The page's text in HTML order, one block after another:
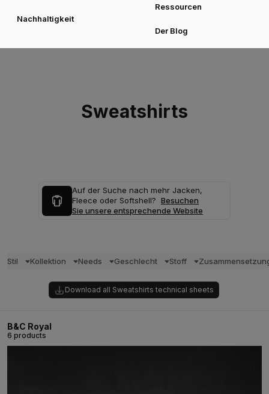
Nachhaltigkeit
Ressourcen
Der Blog
Sweatshirts
Auf der Suche nach mehr Jacken,
Fleece oder Softshell? Besuchen
Sie unsere entsprechende Website
Stil Kollektion Needs Geschlecht Stoff
Download all Sweatshirts technical sheets
B&C Royal
6 products